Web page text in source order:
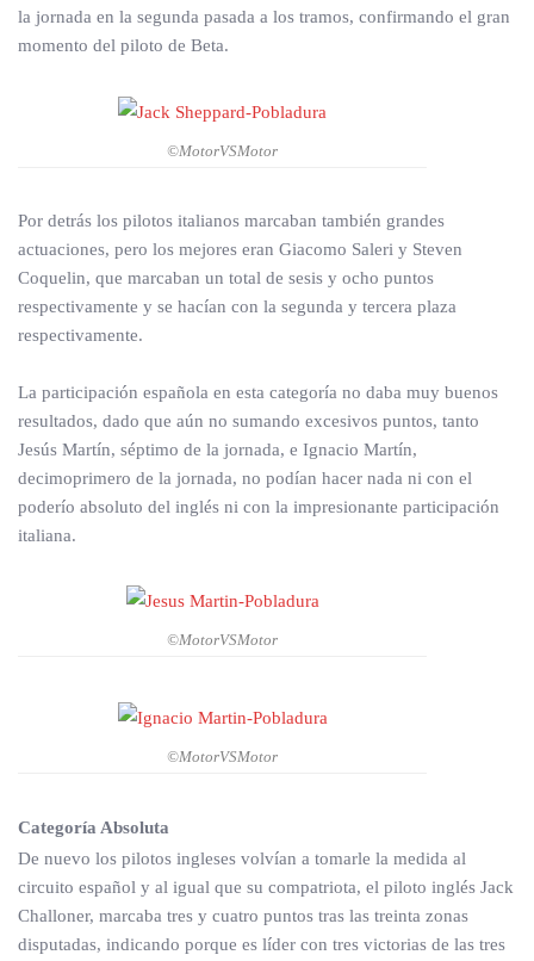
la jornada en la segunda pasada a los tramos, confirmando el gran
momento del piloto de Beta.
©MotorVSMotor
Por detrás los pilotos italianos marcaban también grandes
actuaciones, pero los mejores eran Giacomo Saleri y Steven
Coquelin, que marcaban un total de sesis y ocho puntos
respectivamente y se hacían con la segunda y tercera plaza
respectivamente.
La participación española en esta categoría no daba muy buenos
resultados, dado que aún no sumando excesivos puntos, tanto
Jesús Martín, séptimo de la jornada, e Ignacio Martín,
decimoprimero de la jornada, no podían hacer nada ni con el
poderío absoluto del inglés ni con la impresionante participación
italiana.
©MotorVSMotor
©MotorVSMotor
Categoría Absoluta
De nuevo los pilotos ingleses volvían a tomarle la medida al
circuito español y al igual que su compatriota, el piloto inglés Jack
Challoner, marcaba tres y cuatro puntos tras las treinta zonas
disputadas, indicando porque es líder con tres victorias de las tres